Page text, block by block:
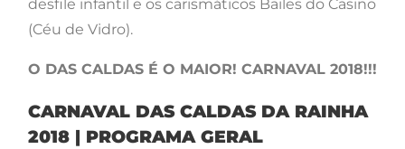
desfile infantil e os carismáticos Bailes do Casino
(Céu de Vidro).
O DAS CALDAS É O MAIOR! CARNAVAL 2018!!!
CARNAVAL DAS CALDAS DA RAINHA
2018 | PROGRAMA GERAL